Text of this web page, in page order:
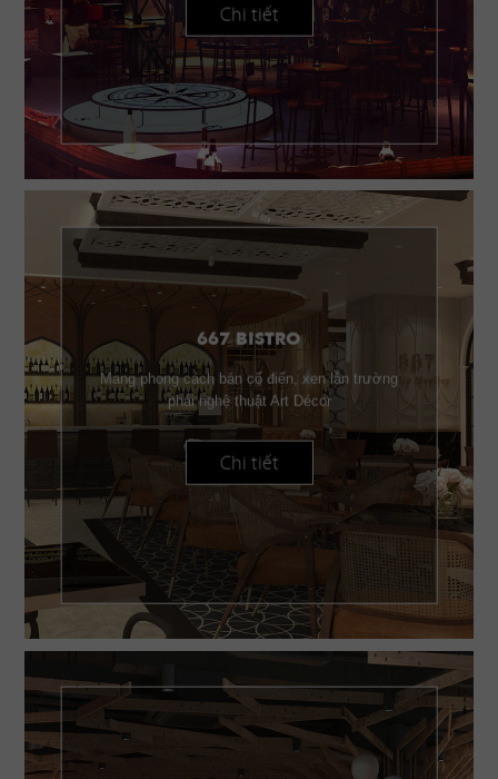
Chi tiết
667 BISTRO
Mang phong cách bán cổ điển, xen lẫn trường
phái nghệ thuật Art Décor
Chi tiết